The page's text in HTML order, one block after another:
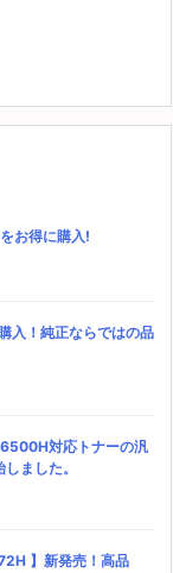
お得に購入!
入！純正ならではの品
対応トナーの汎
ました。
】新発売！高品